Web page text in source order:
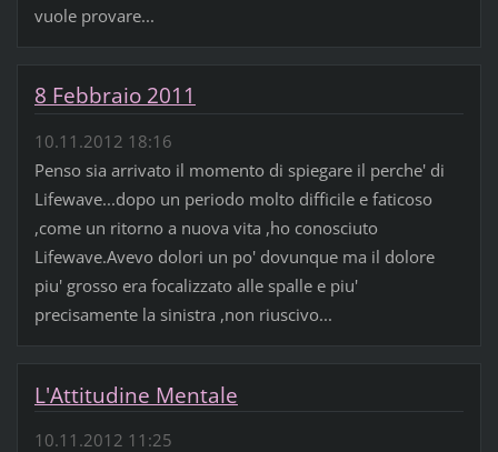
vuole provare...
8 Febbraio 2011
10.11.2012 18:16
Penso sia arrivato il momento di spiegare il perche' di
Lifewave...dopo un periodo molto difficile e faticoso
,come un ritorno a nuova vita ,ho conosciuto
Lifewave.Avevo dolori un po' dovunque ma il dolore
piu' grosso era focalizzato alle spalle e piu'
precisamente la sinistra ,non riuscivo...
L'Attitudine Mentale
10.11.2012 11:25